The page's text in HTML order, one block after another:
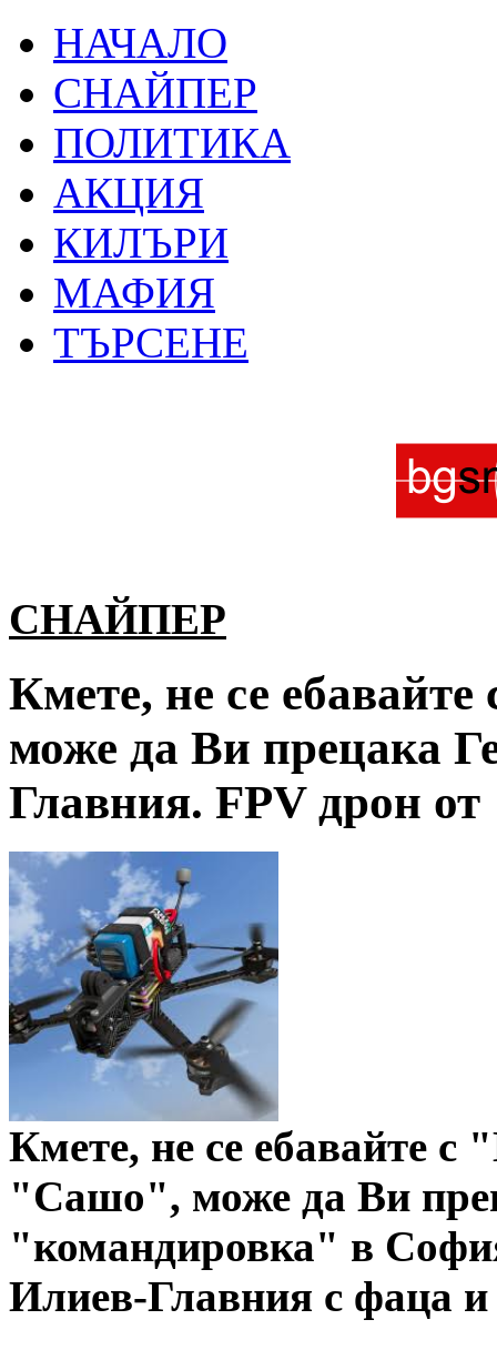
НАЧАЛО
СНАЙПЕР
ПОЛИТИКА
АКЦИЯ
КИЛЪРИ
МАФИЯ
ТЪРСЕНЕ
СНАЙПЕР
Кмете, не се
може да Ви прецака
Главния. FPV дрон
Кмете, не се ебавайте
"Сашо", може да Ви
"командировка" в
Илиев-Главния с фаца